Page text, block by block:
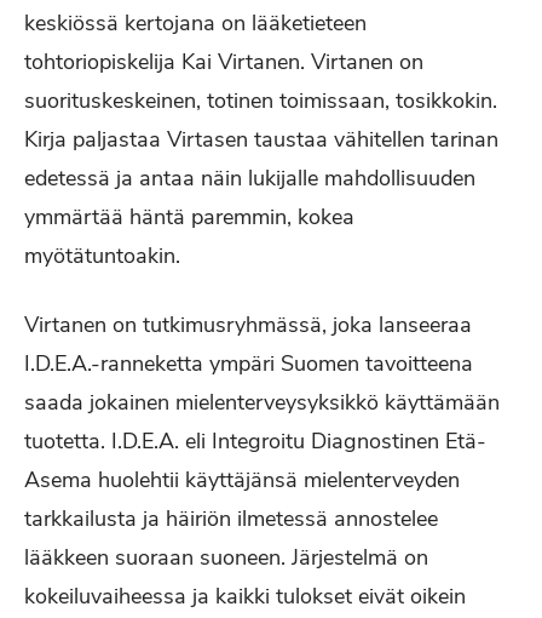
keskiössä kertojana on lääketieteen
tohtoriopiskelija Kai Virtanen. Virtanen on
suorituskeskeinen, totinen toimissaan, tosikkokin.
Kirja paljastaa Virtasen taustaa vähitellen tarinan
edetessä ja antaa näin lukijalle mahdollisuuden
ymmärtää häntä paremmin, kokea
myötätuntoakin.
Virtanen on tutkimusryhmässä, joka lanseeraa
I.D.E.A.-ranneketta ympäri Suomen tavoitteena
saada jokainen mielenterveysyksikkö käyttämään
tuotetta. I.D.E.A. eli Integroitu Diagnostinen Etä-
Asema huolehtii käyttäjänsä mielenterveyden
tarkkailusta ja häiriön ilmetessä annostelee
lääkkeen suoraan suoneen. Järjestelmä on
kokeiluvaiheessa ja kaikki tulokset eivät oikein